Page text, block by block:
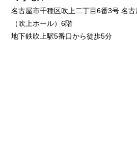
名古屋市千種区吹上二丁目6番3号 名
（吹上ホール）6階
地下鉄吹上駅5番口から徒歩5分